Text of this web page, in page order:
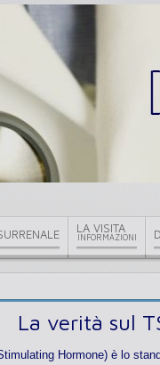
LA VISITA
INFORMAZIONI
La verità sul
Hormone) è lo